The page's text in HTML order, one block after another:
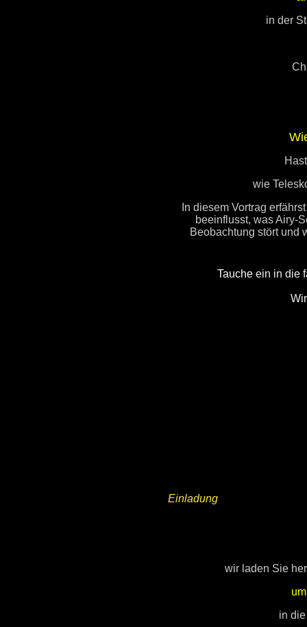
in der
wie
In diesem Vortrag
beeinflusst, was Airy-
Beobachtung stört und
Tauche ein in die
Einladung
wir laden Sie
in